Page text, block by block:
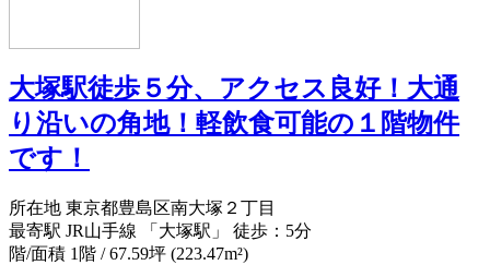
大塚駅徒歩５分、アクセス良好！大通
り沿いの角地！軽飲食可能の１階物件
です！
所在地 東京都豊島区南大塚２丁目
最寄駅 JR山手線 「大塚駅」 徒歩：5分
階/面積 1階 / 67.59坪 (223.47m²)